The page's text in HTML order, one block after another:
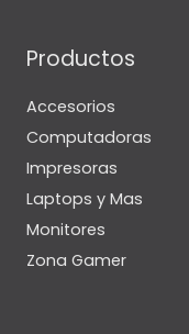
Productos
Accesorios
Computadoras
Impresoras
Laptops y Mas
Monitores
Zona Gamer